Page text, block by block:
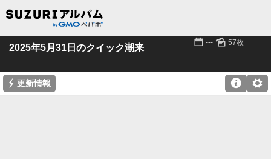
2025年5月31日のクイック潮来 📅 --- 🌄 57枚
⚡ 更新情報 ⚙
